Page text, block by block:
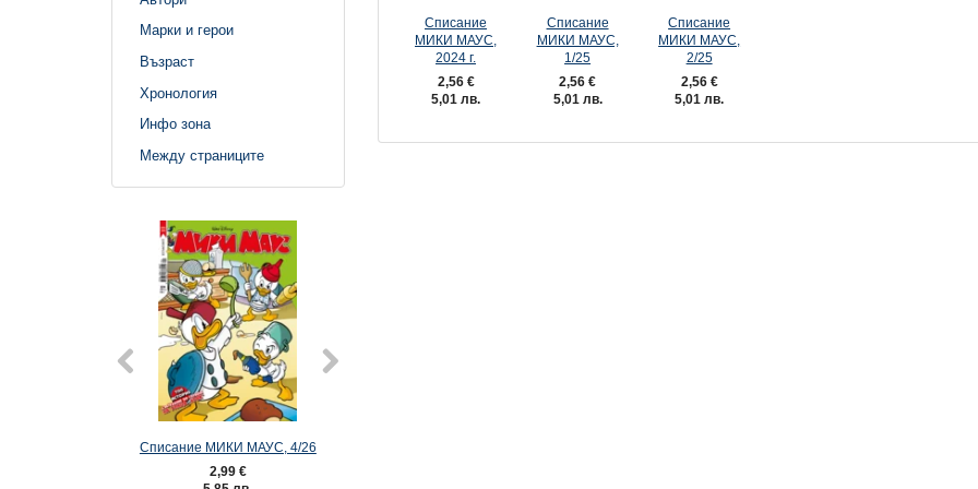
Марки и герои
Възраст
Хронология
Инфо зона
Между страниците
Списание МИКИ МАУС, 4/26
2,99 €
Списание
МИКИ МАУС,
2024 г.
2,56 €
5,01 лв.
Списание
МИКИ МАУС,
1/25
2,56 €
5,01 лв.
Списание
МИКИ МАУС,
2/25
2,56 €
5,01 лв.